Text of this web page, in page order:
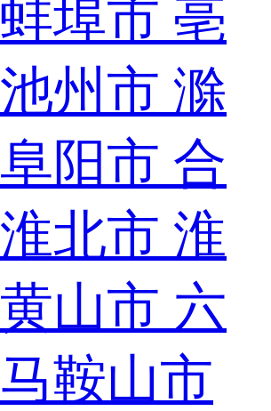
蚌埠市 亳
池州市 滁
阜阳市 合
淮北市 淮
黄山市 六
马鞍山市